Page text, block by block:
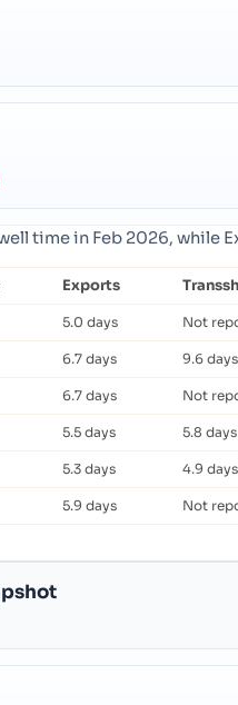
time in Feb 2026, while
Exports
5.0 days Not
6.7 days 9.6 days
6.7 days Not
5.5 days 5.8 days
5.3 days 4.9 days
5.9 days Not